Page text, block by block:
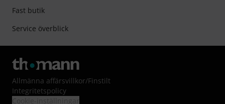
Fast butik
Service överblick
Allmänna affärsvillkor/Finstilt
Integritetspolicy